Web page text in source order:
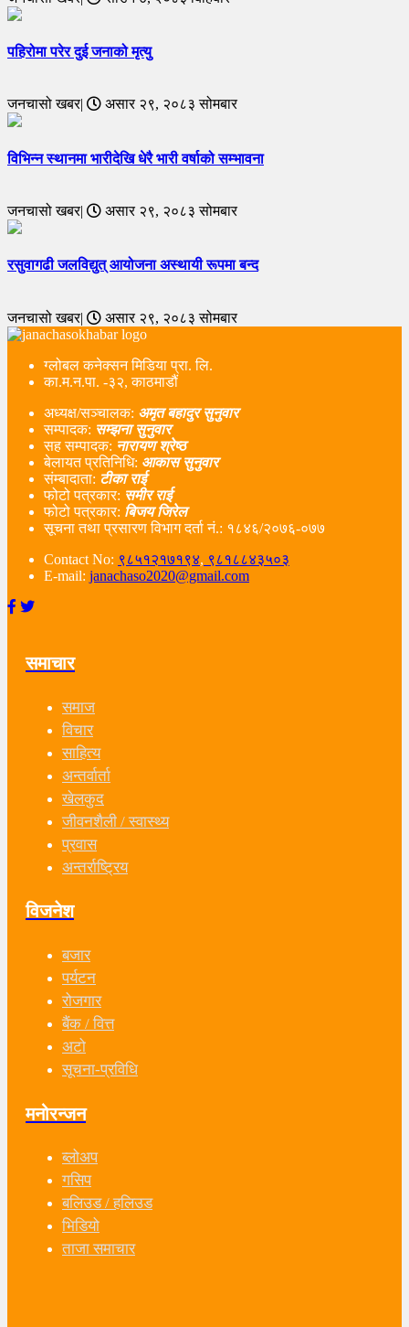
पहिरोमा परेर दुई जनाको मृत्यु
जनचासो खबर| असार २९, २०८३ सोमबार
विभिन्न स्थानमा भारीदेखि धेरै भारी वर्षाको सम्भावना
जनचासो खबर| असार २९, २०८३ सोमबार
रसुवागढी जलविद्युत् आयोजना अस्थायी रूपमा बन्द
जनचासो खबर| असार २९, २०८३ सोमबार
ग्लोबल कनेक्सन मिडिया प्रा. लि.
का.म.न.पा. -३२, काठमाडौं
अध्यक्ष/सञ्चालक: अमृत बहादुर सुनुवार
सम्पादक: सम्झना सुनुवार
सह सम्पादक: नारायण श्रेष्ठ
बेलायत प्रतिनिधि: आकास सुनुवार
संम्बादाता: टीका राई
फोटो पत्रकार: समीर राई
फोटो पत्रकार: बिजय जिरेल
सूचना तथा प्रसारण विभाग दर्ता नं‌.: १८४६/२०७६-०७७
Contact No: ९८५१२१७१९४, ९८१८८४३५०३
E-mail: janachaso2020@gmail.com
समाचार
समाज
विचार
साहित्य
अन्तर्वार्ता
खेलकुद
जीवनशैली / स्वास्थ्य
प्रवास
अन्तर्राष्ट्रिय
विजनेश
बजार
पर्यटन
रोजगार
बैंक / वित्त
अटो
सूचना-प्रविधि
मनोरन्जन
ब्लोअप
गसिप
बलिउड / हलिउड
भिडियो
ताजा समाचार